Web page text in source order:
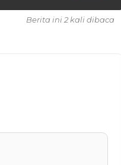
Berita ini 2 kali dibaca